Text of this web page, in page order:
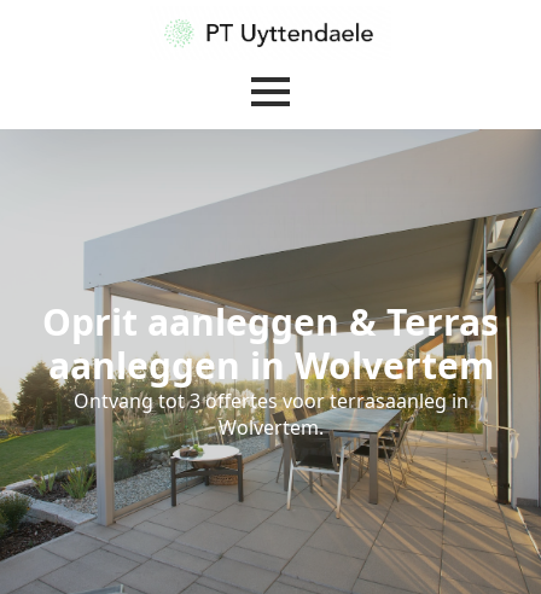
Oprit aanleggen & Terras
aanleggen in Wolvertem
Ontvang tot 3 offertes voor terrasaanleg in
Wolvertem.